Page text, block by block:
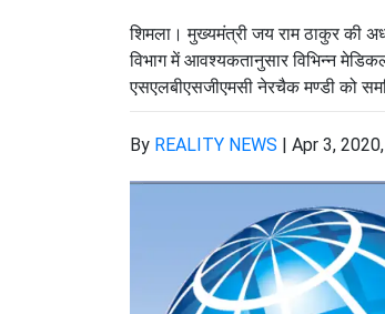
शिमला। मुख्यमंत्री जय राम ठाकुर की
विभाग में आवश्यकतानुसार विभिन्न
एसएलबीएसजीएमसी नेरचैक मण्डी को
By REALITY NEWS | Apr 3,